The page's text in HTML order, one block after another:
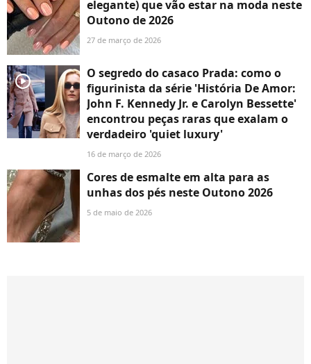
elegante) que vão estar na moda neste
Outono de 2026
27 de março de 2026
player2
O segredo do casaco Prada: como o
figurinista da série 'História De Amor:
John F. Kennedy Jr. e Carolyn Bessette'
encontrou peças raras que exalam o
verdadeiro 'quiet luxury'
16 de março de 2026
Cores de esmalte em alta para as
unhas dos pés neste Outono 2026
5 de maio de 2026